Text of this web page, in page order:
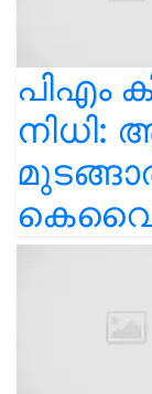
പിഎം